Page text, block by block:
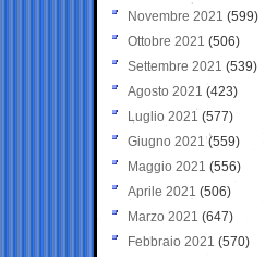
Novembre 2021 (599)
Ottobre 2021 (506)
Settembre 2021 (539)
Agosto 2021 (423)
Luglio 2021 (577)
Giugno 2021(559)
Maggio 2021 (556)
Aprile 2021 (506)
Marzo 2021 (647)
Febbraio 2021 (570)